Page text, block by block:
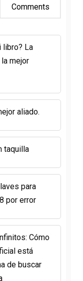
Comments
libro? La
mejor
aliado.
taquilla
para
por error
Cómo
está
de buscar